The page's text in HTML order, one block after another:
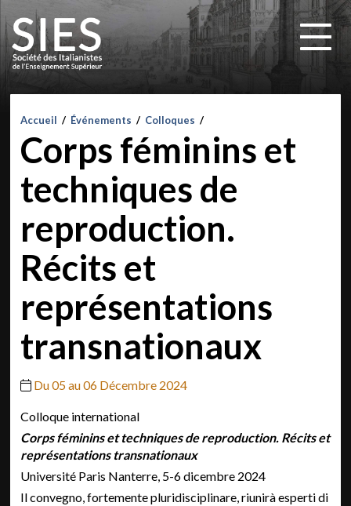
Accueil / Événements / Colloques /
Corps féminins et
techniques de
reproduction.
Récits et
représentations
transnationaux
Du 05 au 06 Décembre 2024
Colloque international
Corps féminins et techniques de reproduction. Récits et
représentations transnationaux
Université Paris Nanterre, 5-6 dicembre 2024
Il convegno, fortemente pluridisciplinare, riunirà esperti di